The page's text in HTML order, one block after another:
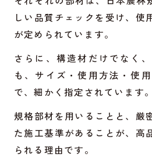
しい品質チェックを受け、使
が定められています。
さらに、構造材だけでなく
も、サイズ・使用方法・使
で、細かく指定されています。
規格部材を用いることと、厳
た施工基準があることが、高
られる理由です。